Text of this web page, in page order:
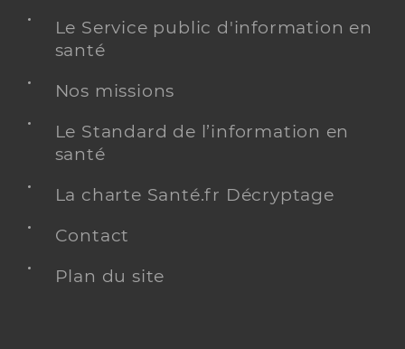
Le Service public d'information en
santé
Nos missions
Le Standard de l’information en
santé
La charte Santé.fr Décryptage
Contact
Plan du site